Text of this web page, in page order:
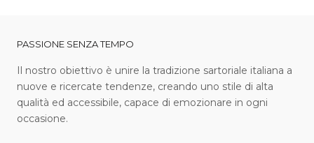
PASSIONE SENZA TEMPO
I l nostro obiettivo è unire la tradizione sartoriale italiana a
nuove e ricercate tendenze, creando uno stile di alta
qualità ed accessibile, capace di emozionare in ogni
occasione.